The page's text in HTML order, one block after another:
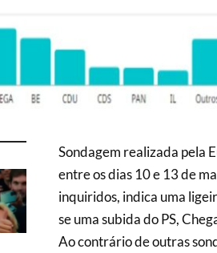
Sondagem realizada pela
entre os dias 10 e 13 de
inquiridos, indica uma
se uma subida do PS,
Ao contrário de outras